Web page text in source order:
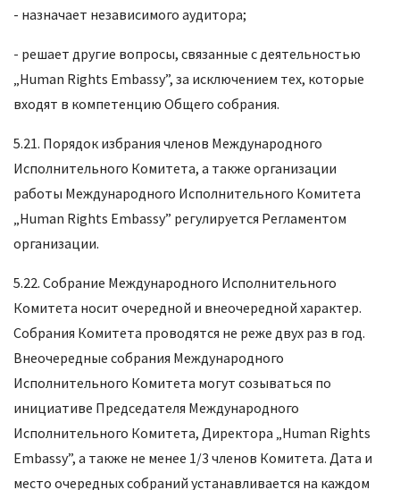
- назначает независимого аудитора;
- решает другие вопросы, связанные с деятельностью
„Human Rights Embassy”, за исключением тех, которые
входят в компетенцию Общего собрания.
5.21. Порядок избрания членов Международного
Исполнительного Комитета, а также организации
работы Международного Исполнительного Комитета
„Human Rights Embassy” регулируется Регламентом
организации.
5.22. Собрание Международного Исполнительного
Комитета носит очередной и внеочередной характер.
Собрания Комитета проводятся не реже двух раз в год.
Внеочередные собрания Международного
Исполнительного Комитета могут созываться по
инициативе Председателя Международного
Исполнительного Комитета, Директора „Human Rights
Embassy”, а также не менее 1/3 членов Комитета. Дата и
место очередных собраний устанавливается на каждом